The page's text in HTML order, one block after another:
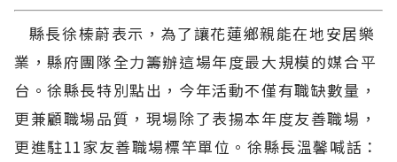
縣長徐榛蔚表示，為了讓花蓮鄉親能在地安居樂
業，縣府團隊全力籌辦這場年度最大規模的媒合平
台。徐縣長特別點出，今年活動不僅有職缺數量，
更兼顧職場品質，現場除了表揚本年度友善職場，
更進駐11家友善職場標竿單位。徐縣長溫馨喊話：